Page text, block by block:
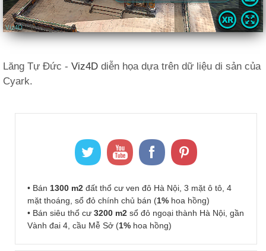
Lăng Tự Đức - Viz4D diễn họa dựa trên dữ liệu di sản của
Cyark.
• Bán 1300 m2 đất thổ cư ven đô Hà Nội, 3 mặt ô tô, 4
mặt thoáng, sổ đỏ chính chủ bán (1% hoa hồng)
• Bán siêu thổ cư 3200 m2 sổ đỏ ngoại thành Hà Nội, gần
Vành đai 4, cầu Mễ Sở (1% hoa hồng)